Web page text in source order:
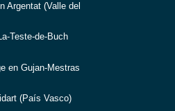
Argentat (Valle del
Teste-de-Buch
en Gujan-Mestras
(País Vasco)